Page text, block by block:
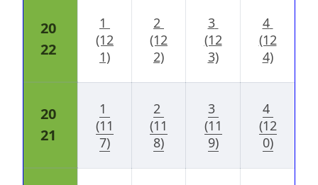
20
22
1
(12
1)
2
(12
2)
3
(12
3)
4
(12
4)
20
21
1
(11
7)
2
(11
8)
3
(11
9)
4
(12
0)